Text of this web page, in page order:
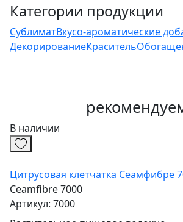
Категории продукции
СублиматВкусо-ароматические
ДекорированиеКраситель
В наличии
Цитрусовая клетчатка Сеамфибре
Ceamfibre 7000
Артикул: 7000